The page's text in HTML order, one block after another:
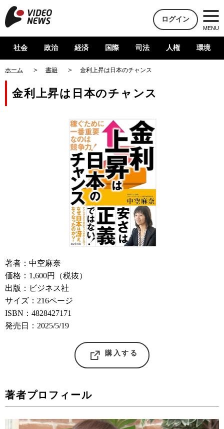
ログイン
MENU
社会 政治 経済 国際 司法 人権 環境
ホーム 書籍 金利上昇は日本のチャンス
金利上昇は日本のチャンス
著者：中空麻奈
価格：1,600円（税抜）
出版：ビジネス社
サイズ：216ページ
ISBN：4828427171
発売日：2025/5/19
購入する
著者プロフィール